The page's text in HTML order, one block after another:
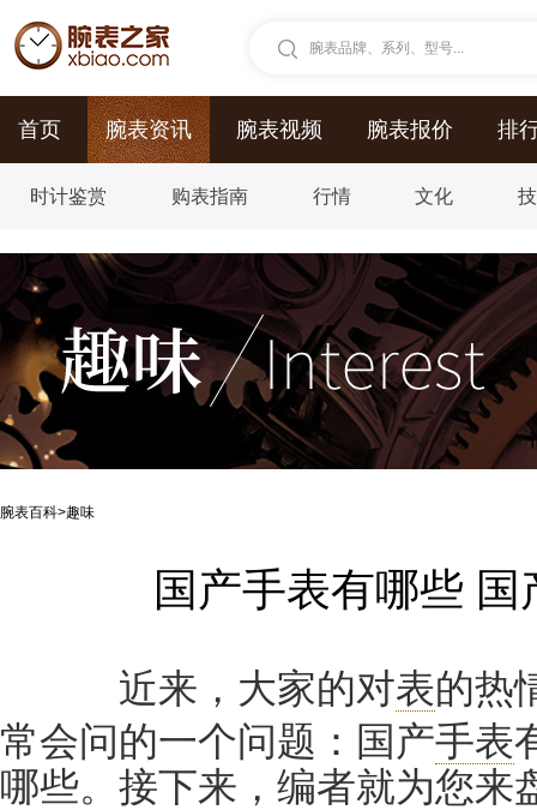
腕表品牌、系列、型号...
首页 腕表资讯 腕表视频 腕表报价 排
时计鉴赏 购表指南 行情 文化
腕表百科>趣味
国产手表有哪些
近来，大家的对表的热
常会问的一个问题：国产手表
哪些。接下来，编者就为您来